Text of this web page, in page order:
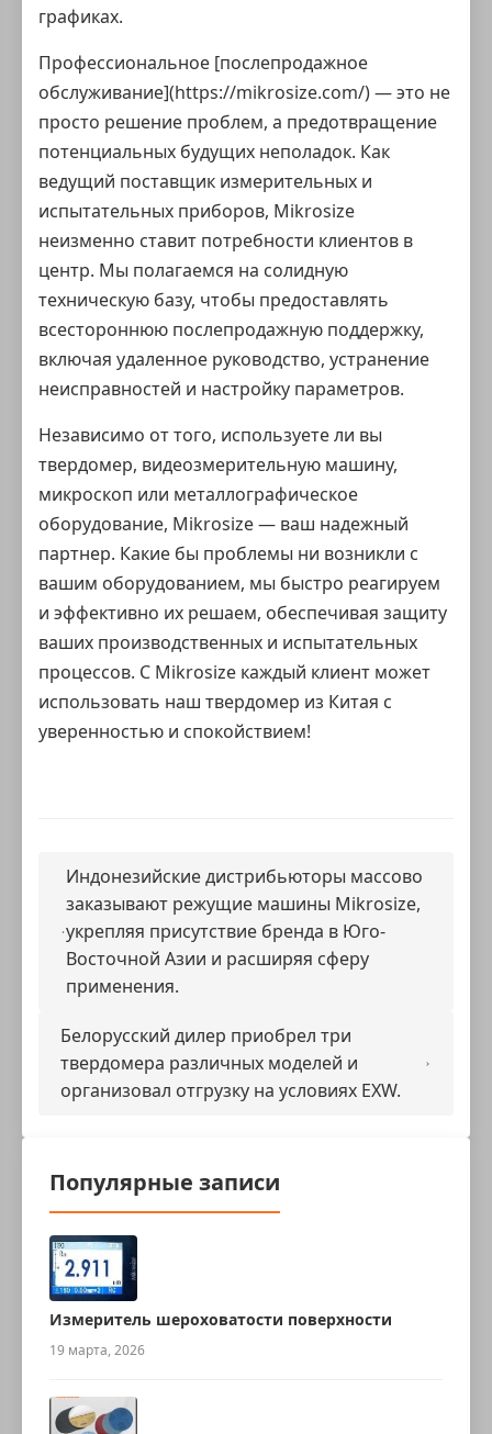
графиках.
Профессиональное [послепродажное
обслуживание](https://mikrosize.com/) — это не
просто решение проблем, а предотвращение
потенциальных будущих неполадок. Как
ведущий поставщик измерительных и
испытательных приборов, Mikrosize
неизменно ставит потребности клиентов в
центр. Мы полагаемся на солидную
техническую базу, чтобы предоставлять
всестороннюю послепродажную поддержку,
включая удаленное руководство, устранение
неисправностей и настройку параметров.
Независимо от того, используете ли вы
твердомер, видеозмерительную машину,
микроскоп или металлографическое
оборудование, Mikrosize — ваш надежный
партнер. Какие бы проблемы ни возникли с
вашим оборудованием, мы быстро реагируем
и эффективно их решаем, обеспечивая защиту
ваших производственных и испытательных
процессов. С Mikrosize каждый клиент может
использовать наш твердомер из Китая с
уверенностью и спокойствием!
Индонезийские дистрибьюторы массово
заказывают режущие машины Mikrosize,
укрепляя присутствие бренда в Юго-
Восточной Азии и расширяя сферу
применения.
Белорусский дилер приобрел три
твердомера различных моделей и
организовал отгрузку на условиях EXW.
Популярные записи
Измеритель шероховатости поверхности
19 марта, 2026